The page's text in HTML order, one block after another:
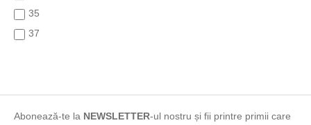
35
37
42
5
Abonează-te la NEWSLETTER-ul nostru și fii printre primii care